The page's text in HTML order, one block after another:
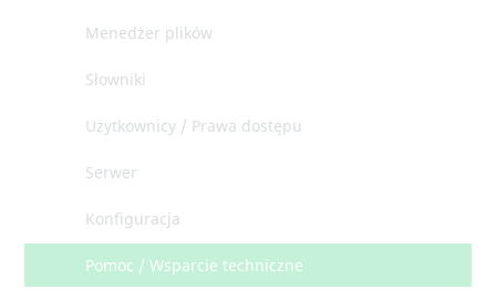
Menedżer plików
Słowniki
Użytkownicy / Prawa dostępu
Serwer
Konfiguracja
Pomoc / Wsparcie techniczne